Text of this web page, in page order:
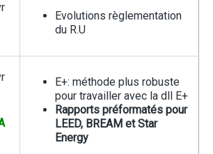
Evolutions règlementation
du R.U
E+: méthode plus robuste
pour travailler avec la dll E+
Rapports préformatés pour
LEED, BREAM et Star
Energy